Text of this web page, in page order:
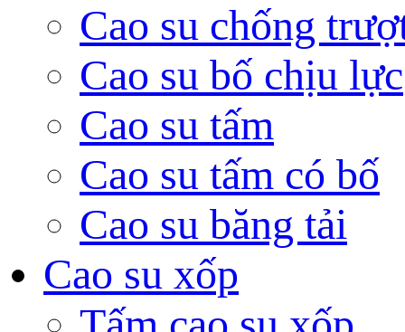
Cao su chống
Cao su bố chịu lực
Cao su tấm
Cao su tấm có bố
Cao su băng tải
Cao su xốp